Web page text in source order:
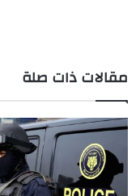
مقالات ذات صلة